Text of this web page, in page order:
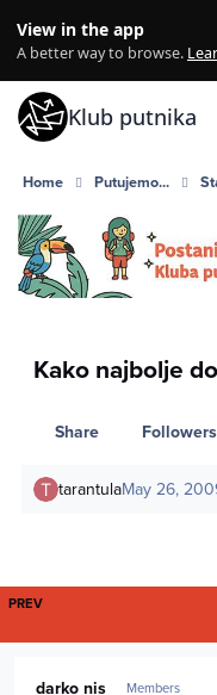
View in the app
A better way to browse.
Klub putnika
Home Putujemo...
Kako najbolje
Share Followers
tarantulaMay 26,
FIRST PAGE
PREV
darko nis Members